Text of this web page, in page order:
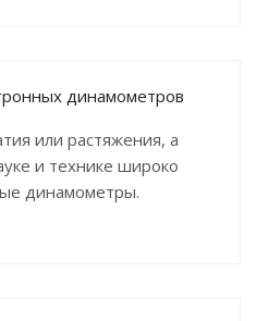
динамометров
или растяжения, а
и технике широко
динамометры.